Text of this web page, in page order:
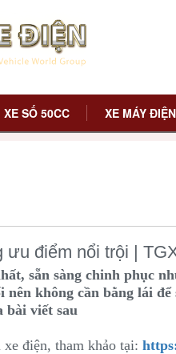
XE SỐ 50CC XE MÁY ĐIỆN
ưu điểm nổi trội |
sẵn sàng chinh phục
không cần bằng lái
bài viết sau
điện, tham khảo tại: